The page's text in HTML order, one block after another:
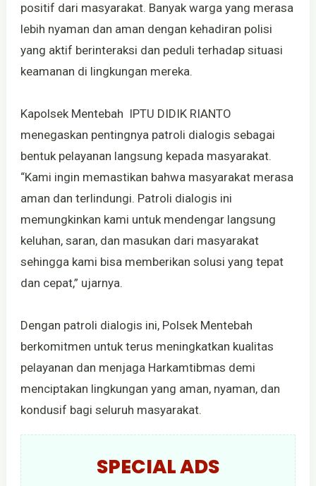
positif dari masyarakat. Banyak warga yang merasa
lebih nyaman dan aman dengan kehadiran polisi
yang aktif berinteraksi dan peduli terhadap situasi
keamanan di lingkungan mereka.
Kapolsek Mentebah IPTU DIDIK RIANTO
menegaskan pentingnya patroli dialogis sebagai
bentuk pelayanan langsung kepada masyarakat.
“Kami ingin memastikan bahwa masyarakat merasa
aman dan terlindungi. Patroli dialogis ini
memungkinkan kami untuk mendengar langsung
keluhan, saran, dan masukan dari masyarakat
sehingga kami bisa memberikan solusi yang tepat
dan cepat,” ujarnya.
Dengan patroli dialogis ini, Polsek Mentebah
berkomitmen untuk terus meningkatkan kualitas
pelayanan dan menjaga Harkamtibmas demi
menciptakan lingkungan yang aman, nyaman, dan
kondusif bagi seluruh masyarakat.
SPECIAL ADS